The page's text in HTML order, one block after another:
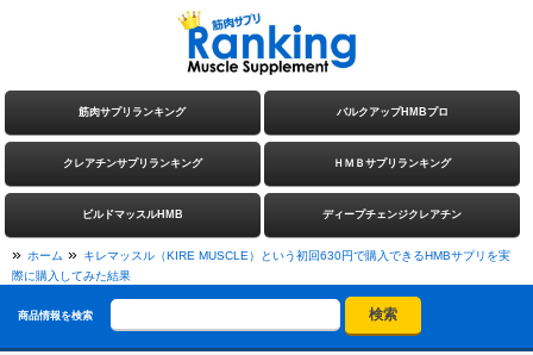
筋肉サプリランキング バルクアップHMBプロ
クレアチンサプリランキング ＨＭＢサプリランキング
ビルドマッスルHMB ディープチェンジクレアチン
» ホーム » キレマッスル（KIRE MUSCLE）という初回630円で購入できるHMBサプリを実
際に購入してみた結果
商品情報を検索